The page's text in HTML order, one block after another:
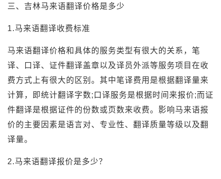
三、吉林马来语翻译价格是多少
1.马来语翻译收费标准
马来语翻译价格和具体的服务类型有很大的关系，笔
译、口译、证件翻译盖章以及译员外派等服务项目在收
费方式上有很大的区别。其中笔译费用是根据翻译量来
计算，即统计翻译字数;口译服务是根据时间来报价;而证
件翻译是根据证件的份数或页数来收费。影响马来语报
价的主要因素是语言对、专业性、翻译质量等级以及翻
译量。
2.马来语翻译报价是多少？